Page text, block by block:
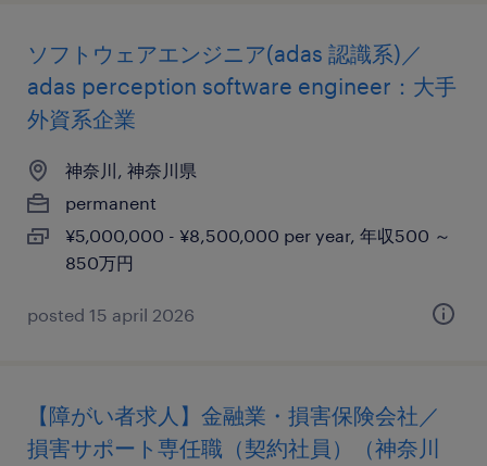
ソフトウェアエンジニア(adas 認識系)／
adas perception software engineer：大手
外資系企業
神奈川, 神奈川県
permanent
¥5,000,000 - ¥8,500,000 per year, 年収500 ～
850万円
posted 15 april 2026
【障がい者求人】金融業・損害保険会社／
損害サポート専任職（契約社員）（神奈川